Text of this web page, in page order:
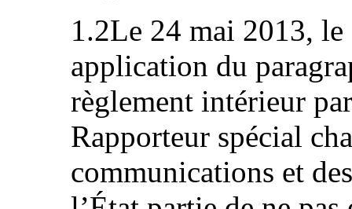
1.2Le 24 mai 2013,
application du
règlement intérieur
Rapporteur spécial
communications et